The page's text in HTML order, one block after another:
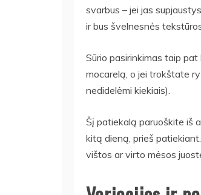
svarbus – jei jas
ir bus švelnesnės
Sūrio pasirinkimas taip
mocarelą, o jei trokštate
nedidelėmi kiekiais).
Šį patiekalą paruoškite iš
kitą dieną, prieš
vištos ar virto mėsos